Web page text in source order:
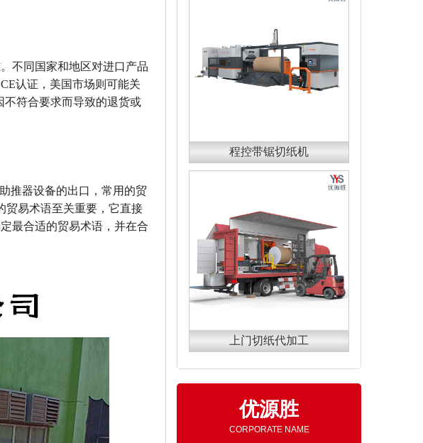
不同国家和地区对进口产品
认证，美国市场则可能关
符合要求而导致的退货或
推器设备的出口，常用的贸
贸易术语至关重要，它直接
最合适的贸易术语，并在合
程控带锯切纸机
上门切纸代加工
优源胜
CORPORATE NAME